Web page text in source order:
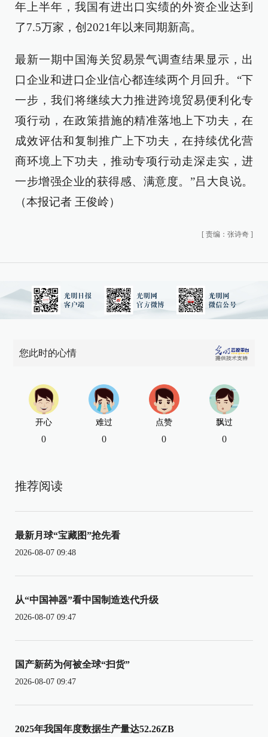
年上半年，我国有进出口实绩的外资企业达到
了7.5万家，创2021年以来同期新高。
最新一期中国海关贸易景气调查结果显示，出
口企业和进口企业信心都连续两个月回升。“下
一步，我们将继续大力推进跨境贸易便利化专
项行动，在政策措施的精准落地上下功夫，在
成效评估和复制推广上下功夫，在持续优化营
商环境上下功夫，推动专项行动走深走实，进
一步增强企业的获得感、满意度。”吕大良说。
（本报记者 王俊岭）
[ 责编：张诗奇 ]
您此时的心情
开心
0
难过
0
点赞
0
飘过
0
推荐阅读
最新月球“宝藏图”抢先看
2026-08-07 09:48
从“中国神器”看中国制造迭代升级
2026-08-07 09:47
国产新药为何被全球“扫货”
2026-08-07 09:47
2025年我国年度数据生产量达52.26ZB